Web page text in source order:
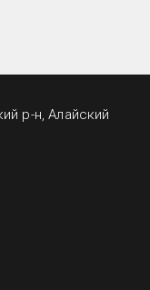
р-н, Алайский